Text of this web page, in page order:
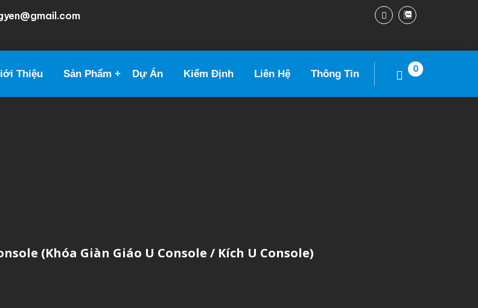
Thiệu Sản Phẩm Dự Án Kiểm Định Liên Hệ Thông Tin 0
(Khóa Giàn Giáo U Console / Kích U Console)